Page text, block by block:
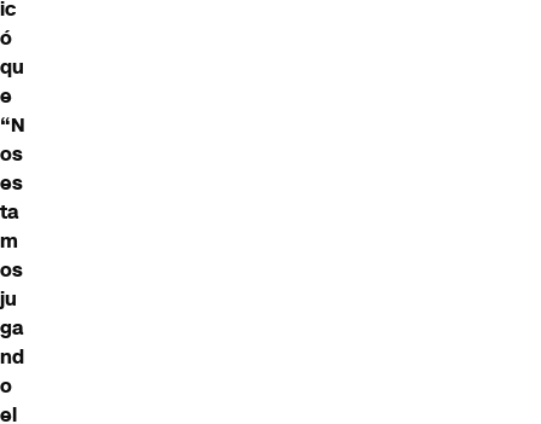
ic
ó
qu
e
“N
os
es
ta
m
os
ju
ga
nd
o
el